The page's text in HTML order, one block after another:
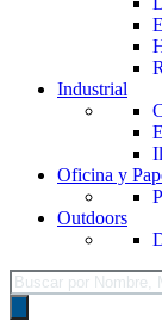
Industrial
Oficina y
Outdoors
Búsqueda
de
productos